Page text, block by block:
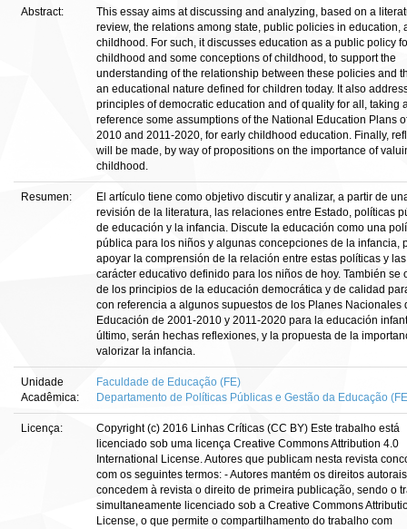
Abstract:
This essay aims at discussing and analyzing, based on a
review, the relations among state, public policies in education,
childhood. For such, it discusses education as a public policy
childhood and some conceptions of childhood, to support the
understanding of the relationship between these policies and
an educational nature defined for children today. It also
principles of democratic education and of quality for all, taking
reference some assumptions of the National Education Plans
2010 and 2011-2020, for early childhood education. Finally,
will be made, by way of propositions on the importance of
childhood.
Resumen:
El artículo tiene como objetivo discutir y analizar, a partir de
revisión de la literatura, las relaciones entre Estado, políticas
de educación y la infancia. Discute la educación como una
pública para los niños y algunas concepciones de la infancia,
apoyar la comprensión de la relación entre estas políticas y
carácter educativo definido para los niños de hoy. También se
de los principios de la educación democrática y de calidad
con referencia a algunos supuestos de los Planes Nacionales
Educación de 2001-2010 y 2011-2020 para la educación
último, serán hechas reflexiones, y la propuesta de la
valorizar la infancia.
Unidade
Acadêmica:
Faculdade de Educação (FE)
Departamento de Políticas Públicas e Gestão da Educação
Licença:
Copyright (c) 2016 Linhas Críticas (CC BY) Este trabalho está
licenciado sob uma licença Creative Commons Attribution 4.0
International License. Autores que publicam nesta revista
com os seguintes termos: - Autores mantém os direitos
concedem à revista o direito de primeira publicação, sendo o
simultaneamente licenciado sob a Creative Commons
License, o que permite o compartilhamento do trabalho com